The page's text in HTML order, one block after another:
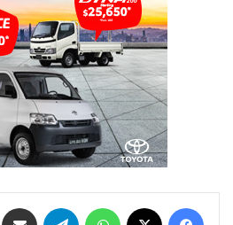
فيسبوك واتساب تيلقرام